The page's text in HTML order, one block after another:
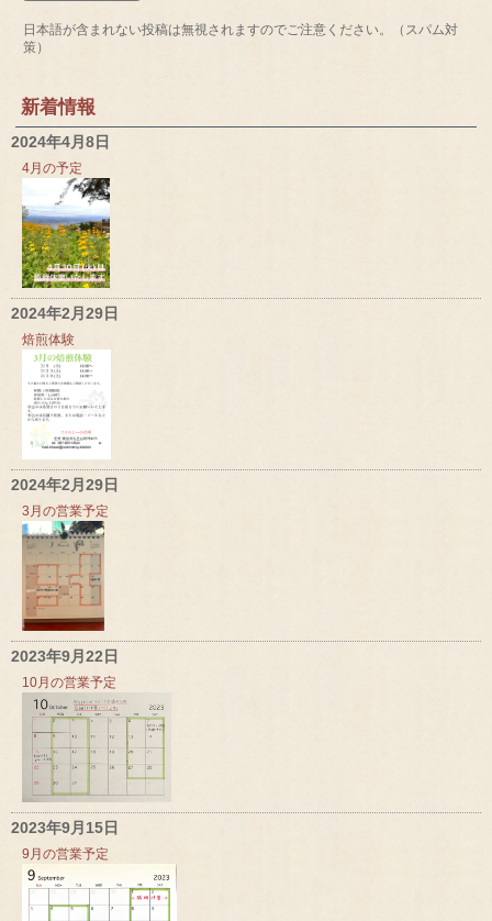
日本語が含まれない投稿は無視されますのでご注意ください。（スパム対
策）
新着情報
2024年4月8日
4月の予定
2024年2月29日
焙煎体験
2024年2月29日
3月の営業予定
2023年9月22日
10月の営業予定
2023年9月15日
9月の営業予定